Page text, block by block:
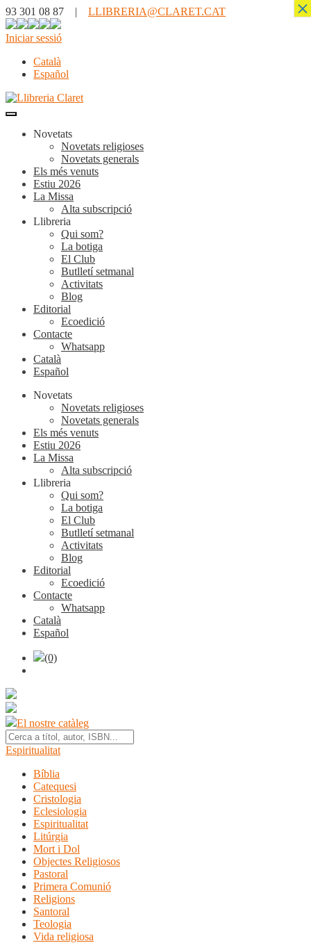
93 301 08 87 | LLIBRERIA@CLARET.CAT
Iniciar sessió
Català
Español
Novetats
Novetats religioses
Novetats generals
Els més venuts
Estiu 2026
La Missa
Alta subscripció
Llibreria
Qui som?
La botiga
El Club
Butlletí setmanal
Activitats
Blog
Editorial
Ecoedició
Contacte
Whatsapp
Català
Español
Novetats
Novetats religioses
Novetats generals
Els més venuts
Estiu 2026
La Missa
Alta subscripció
Llibreria
Qui som?
La botiga
El Club
Butlletí setmanal
Activitats
Blog
Editorial
Ecoedició
Contacte
Whatsapp
Català
Español
(0)
El nostre catàleg
Espiritualitat
Bíblia
Catequesi
Cristologia
Eclesiologia
Espiritualitat
Litúrgia
Mort i Dol
Objectes Religiosos
Pastoral
Primera Comunió
Religions
Santoral
Teologia
Vida religiosa
×